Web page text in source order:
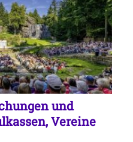
und
Vereine